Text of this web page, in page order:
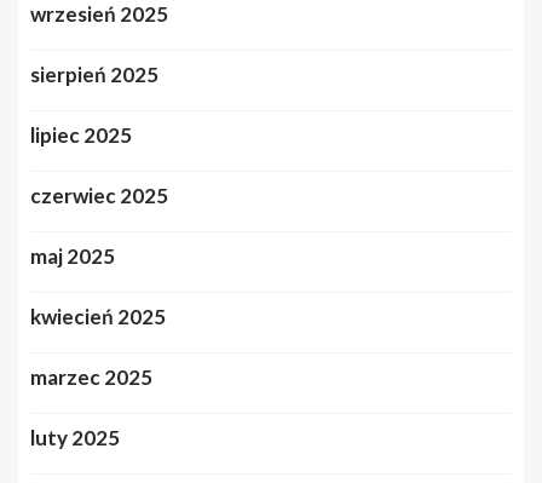
wrzesień 2025
sierpień 2025
lipiec 2025
czerwiec 2025
maj 2025
kwiecień 2025
marzec 2025
luty 2025